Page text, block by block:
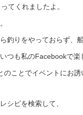
てくれましたよ。
釣りをやっておらず、
つも私のFacebookで
のことでイベントにお誘
シピを検索して、